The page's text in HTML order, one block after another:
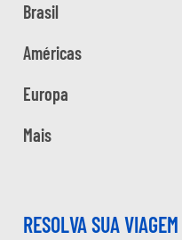
Brasil
Américas
Europa
Mais
RESOLVA SUA VIAGEM